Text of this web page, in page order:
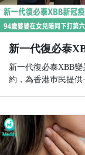
新一代復必泰XBB
約，為香港巿民提供